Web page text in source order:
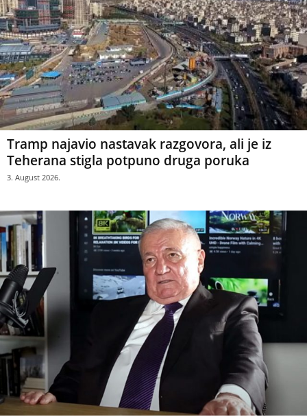
Tramp najavio nastavak razgovora, ali je iz
Teherana stigla potpuno druga poruka
3. August 2026.